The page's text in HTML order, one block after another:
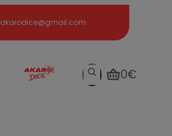
Search0€